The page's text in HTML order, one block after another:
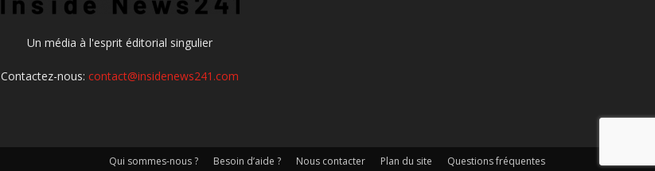
Un média à l'esprit éditorial singulier
Contactez-nous:contact@insidenews241.com
Qui sommes-nous ? Besoin d’aide ? Nous contacter Plan du site Questions fréquentes